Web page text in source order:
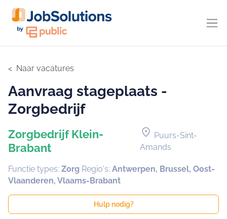
Naar vacatures
Aanvraag stageplaats -
Zorgbedrijf
Zorgbedrijf Klein-
Brabant
location_on Puurs-Sint-
Amands
Functie types: Zorg Regio's: Antwerpen, Brussel, Oost-
Vlaanderen, Vlaams-Brabant
Hulp nodig?